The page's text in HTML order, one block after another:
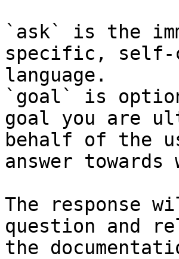
`ask` is the
specific, self-
language.
`goal` is
goal you are
behalf of the
answer
The response
question and
the